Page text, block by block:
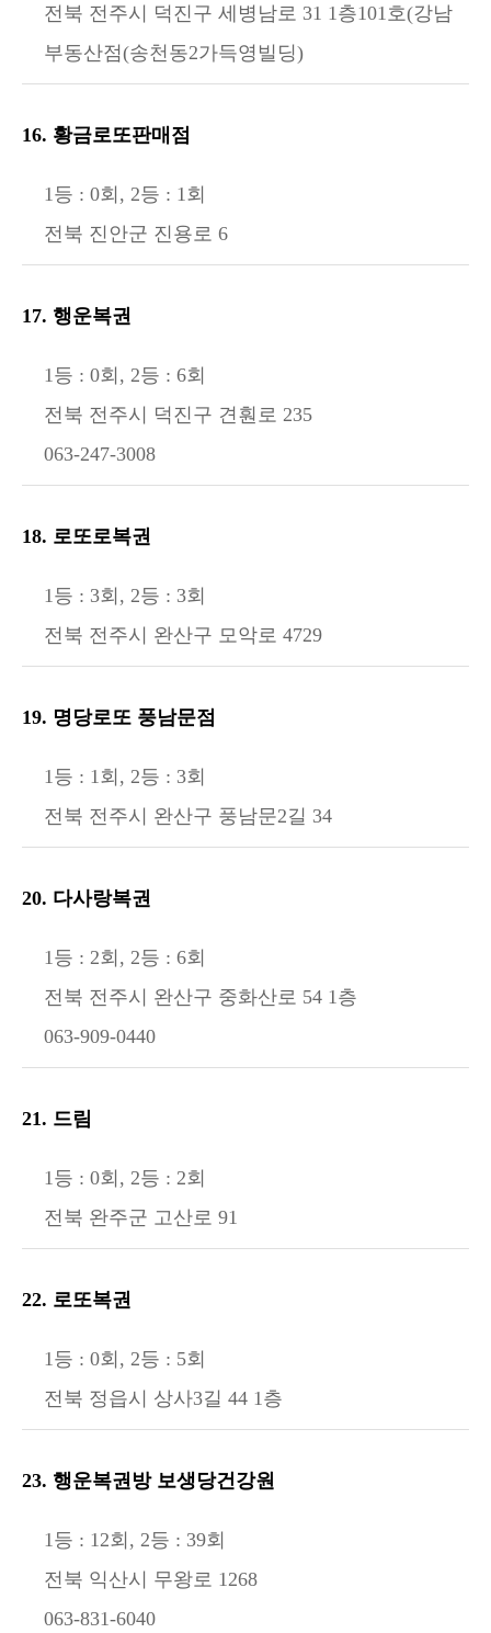
전북 전주시 덕진구 세병남로 31 1층101호(강남
부동산점(송천동2가득영빌딩)
16. 황금로또판매점
1등 : 0회, 2등 : 1회
전북 진안군 진용로 6
17. 행운복권
1등 : 0회, 2등 : 6회
전북 전주시 덕진구 견훤로 235
063-247-3008
18. 로또로복권
1등 : 3회, 2등 : 3회
전북 전주시 완산구 모악로 4729
19. 명당로또 풍남문점
1등 : 1회, 2등 : 3회
전북 전주시 완산구 풍남문2길 34
20. 다사랑복권
1등 : 2회, 2등 : 6회
전북 전주시 완산구 중화산로 54 1층
063-909-0440
21. 드림
1등 : 0회, 2등 : 2회
전북 완주군 고산로 91
22. 로또복권
1등 : 0회, 2등 : 5회
전북 정읍시 상사3길 44 1층
23. 행운복권방 보생당건강원
1등 : 12회, 2등 : 39회
전북 익산시 무왕로 1268
063-831-6040